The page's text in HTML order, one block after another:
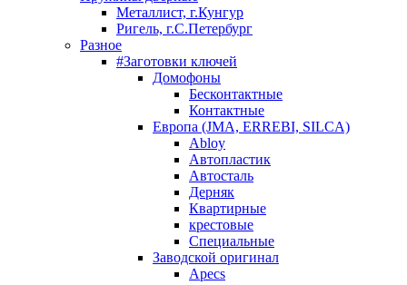
Металлист, г.Кунгур
Ригель, г.С.Петербург
Разное
#Заготовки ключей
Домофоны
Бесконтактные
Контактные
Европа (JMA, ERREBI, SILCA)
Abloy
Автопластик
Автосталь
Дерняк
Квартирные
крестовые
Специальные
Заводской оригинал
Apecs